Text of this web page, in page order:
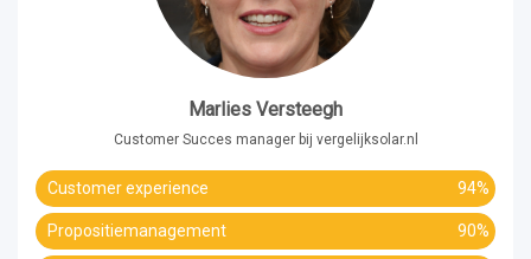
Marlies Versteegh
Customer Succes manager bij vergelijksolar.nl
Customer experience 94%
Propositiemanagement 90%